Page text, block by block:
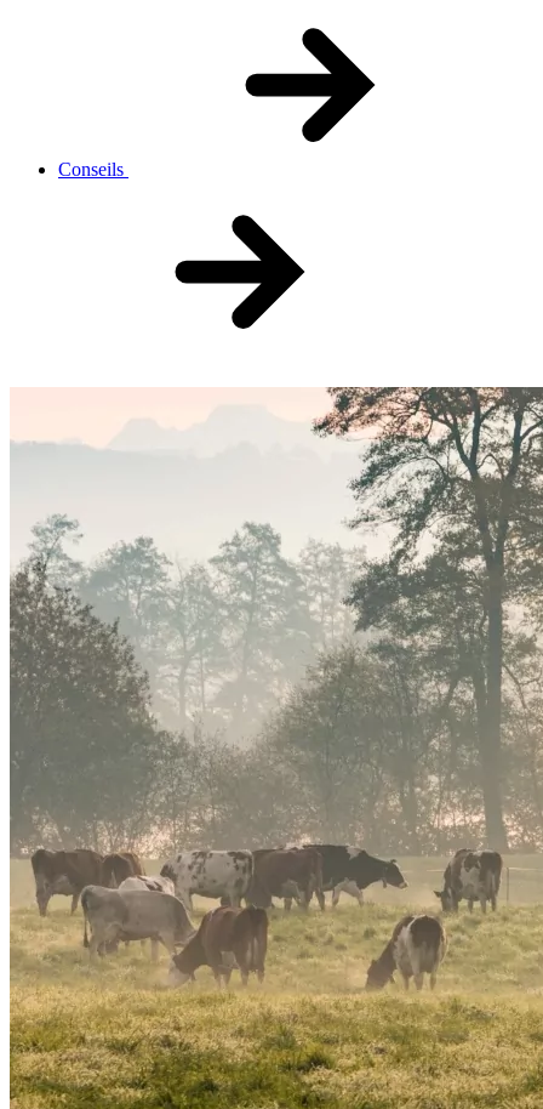
Conseils